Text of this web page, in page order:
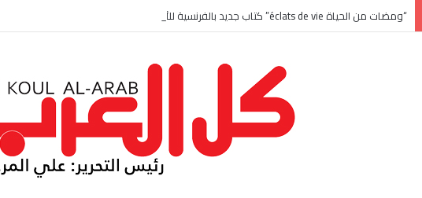
“ومضات من الحياة éclats de vie” كتاب جديد بالفرنسية للأديبة التونسية منى زغدان